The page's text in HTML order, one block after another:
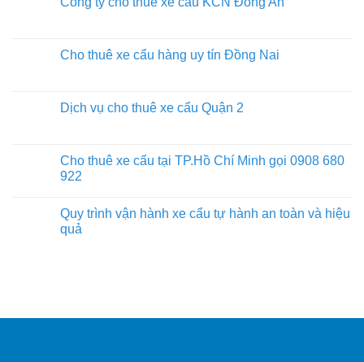
Cho thuê xe cẩu hàng uy tín Đồng Nai
Dịch vụ cho thuê xe cẩu Quận 2
Cho thuê xe cẩu tại TP.Hồ Chí Minh gọi 0908 680
922
Quy trình vận hành xe cẩu tự hành an toàn và hiệu
quả